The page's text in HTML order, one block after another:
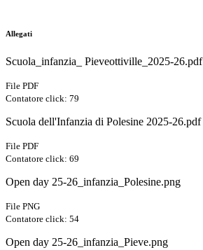
Allegati
Scuola_infanzia_ Pieveottiville_2025-26.pdf
File PDF
Contatore click: 79
Scuola dell'Infanzia di Polesine 2025-26.pdf
File PDF
Contatore click: 69
Open day 25-26_infanzia_Polesine.png
File PNG
Contatore click: 54
Open day 25-26_infanzia_Pieve.png